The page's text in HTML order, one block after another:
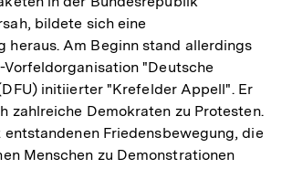
bildete sich eine
heraus. Am Beginn stand allerdings
Vorfeldorganisation "Deutsche
initiierter "Krefelder Appell". Er
zahlreiche Demokraten zu Protesten.
entstandenen Friedensbewegung, die
Menschen zu Demonstrationen